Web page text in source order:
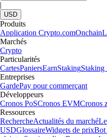
|
USD
Produits
Application Crypto.comOnchain
Marchés
Crypto
Particularités
CartesPaniersEarnStakingStaking
Entreprises
GardePay pour commerçant
Développeurs
Cronos PoSCronos EVMCronos
Ressources
RechercheActualités du marché
USDGlossaireWidgets de prixBot